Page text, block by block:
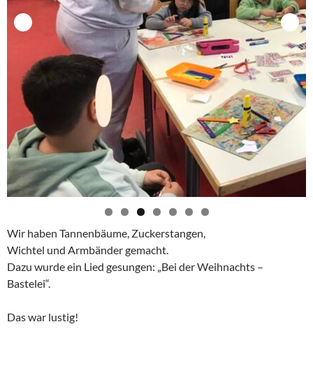
Wir haben Tannenbäume, Zuckerstangen,
Wichtel und Armbänder gemacht.
Dazu wurde ein Lied gesungen: „Bei der Weihnachts –
Bastelei“.
Das war lustig!